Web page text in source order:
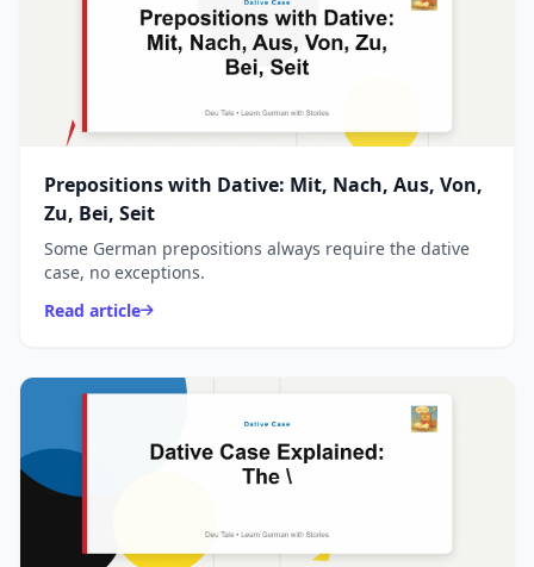
Prepositions with Dative: Mit, Nach, Aus, Von,
Zu, Bei, Seit
Some German prepositions always require the dative
case, no exceptions.
Read article